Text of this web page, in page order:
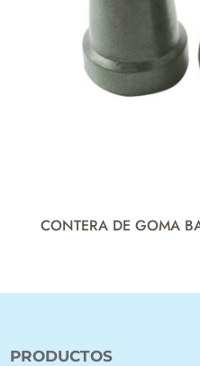
CONTERA DE GOMA
PRODUCTOS